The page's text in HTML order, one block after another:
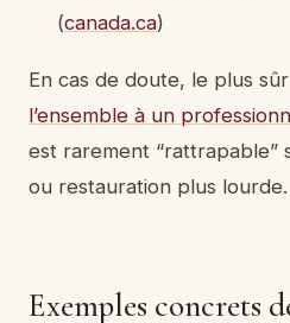
(canada.ca)
En cas de doute, le plus
l’ensemble à un
est rarement “rattrapable”
ou restauration plus lourde.
Exemples concrets